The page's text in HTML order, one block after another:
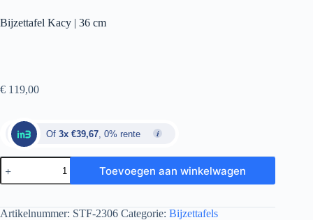
Bijzettafel Kacy | 36 cm
€ 119,00
Of 3x €39,67, 0% rente
Toevoegen aan winkelwagen
Artikelnummer: STF-2306 Categorie: Bijzettafels